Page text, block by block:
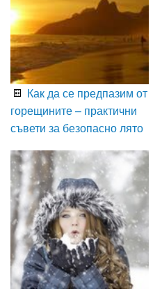
Как да се предпазим от
горещините – практични
съвети за безопасно лято